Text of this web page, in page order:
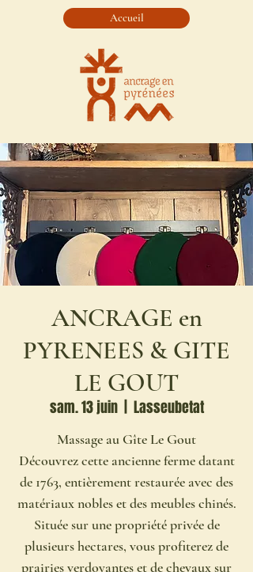
Accueil
ANCRAGE en
PYRENEES & GITE
LE GOUT
sam. 13 juin
  |
Lasseubetat
Massage au Gîte Le Gout
Découvrez cette ancienne ferme datant
de 1763, entièrement restaurée avec des
matériaux nobles et des meubles chinés.
Située sur une propriété privée de
plusieurs hectares, vous profiterez de
prairies verdoyantes et de chevaux sur